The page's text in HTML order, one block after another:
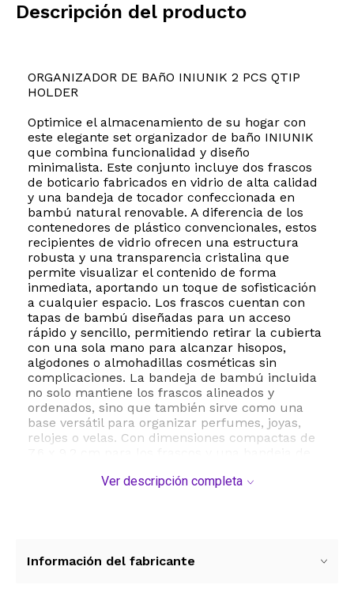
Descripción del producto
ORGANIZADOR DE BAñO INIUNIK 2 PCS QTIP
HOLDER
Optimice el almacenamiento de su hogar con
este elegante set organizador de baño INIUNIK
que combina funcionalidad y diseño
minimalista. Este conjunto incluye dos frascos
de boticario fabricados en vidrio de alta calidad
y una bandeja de tocador confeccionada en
bambú natural renovable. A diferencia de los
contenedores de plástico convencionales, estos
recipientes de vidrio ofrecen una estructura
robusta y una transparencia cristalina que
permite visualizar el contenido de forma
inmediata, aportando un toque de sofisticación
a cualquier espacio. Los frascos cuentan con
tapas de bambú diseñadas para un acceso
rápido y sencillo, permitiendo retirar la cubierta
con una sola mano para alcanzar hisopos,
algodones o almohadillas cosméticas sin
complicaciones. La bandeja de bambú incluida
no solo mantiene los frascos alineados y
ordenados, sino que también sirve como una
base versátil para organizar perfumes, joyas,
relojes o velas. Con dimensiones compactas de
de baño, tocadores o mesas de noche donde el
durabilidad y resistencia en ambientes
Ver descripción completa
Información del fabricante